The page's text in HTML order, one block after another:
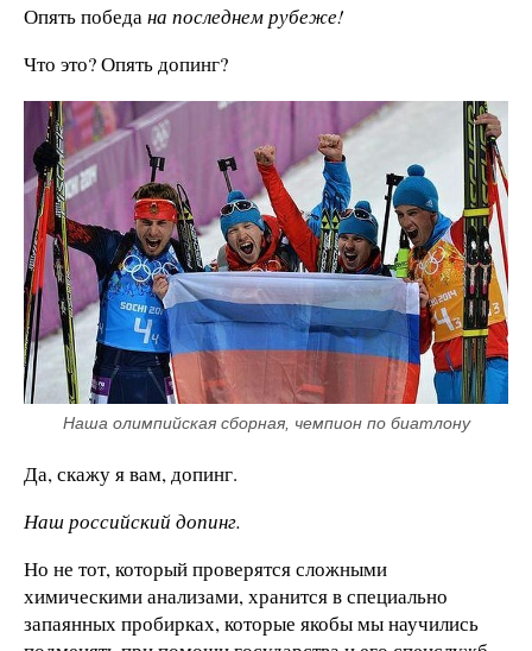
Опять победана последнем рубеже!
Что это? Опять допинг?
Наша олимпийская сборная, чемпион по биатлону
Да, скажу я вам, допинг.
Наш российский допинг.
Но не тот, который проверятся сложными
химическими анализами, хранится в специально
запаянных пробирках, которые якобы мы научились